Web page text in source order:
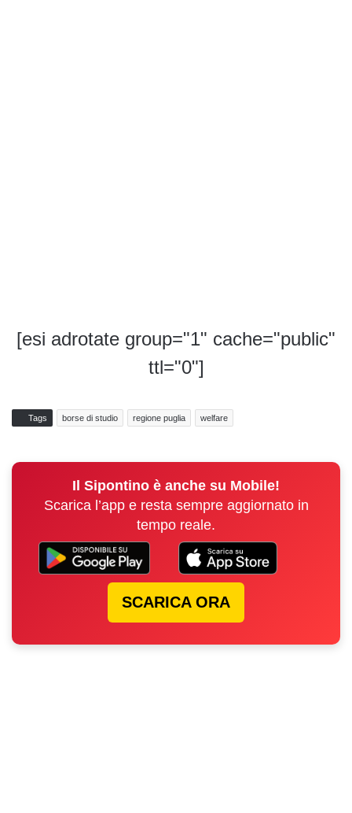
[esi adrotate group="1" cache="public"
ttl="0"]
Tags borse di studio regione puglia welfare
Il Sipontino è anche su Mobile!
Scarica l’app e resta sempre aggiornato in
tempo reale.
SCARICA ORA